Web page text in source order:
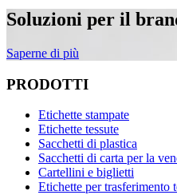
Soluzioni per il
Saperne di più
PRODOTTI
Etichette stampate
Etichette tessute
Sacchetti di plastica
Sacchetti di carta per la
Cartellini e biglietti
Etichette per trasferimento